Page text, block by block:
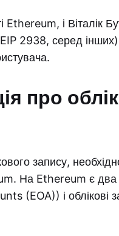
і Віталік
2938, серед
про
запису,
На Ethereum є два
(EOA)) і облікові